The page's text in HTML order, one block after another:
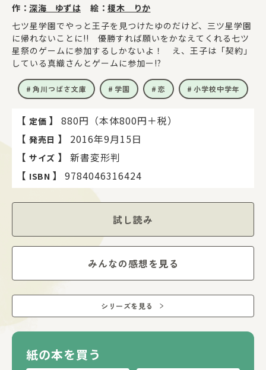
作： 深海 ゆずは 絵： 榎木 りか
七ツ星学園でやっと王子を見つけたゆのだけど、三ツ星学園
に帰れないことに!! 優勝すれば願いをかなえてくれる七ツ
星祭のゲームに参加するしかないよ！ え、王子は「契約」
している真織さんとゲームに参加ー!?
角川つばさ文庫 学園 恋 小学校中学年
【 定価 】
880円（本体800円＋税）
【 発売日 】
2016年9月15日
【 サイズ 】
新書変形判
【 ISBN 】 9784046316424
試し読み
みんなの感想を見る
シリーズを見る
紙の本を買う